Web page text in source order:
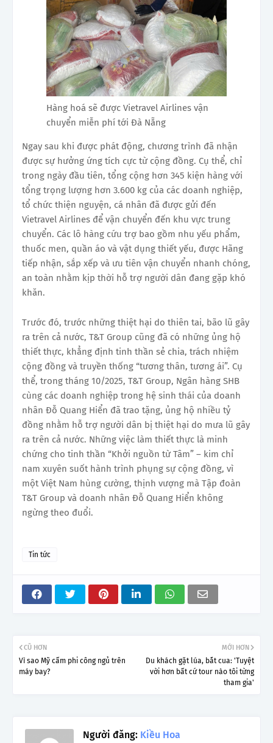
Hàng hoá sẽ được Vietravel Airlines vận
chuyển miễn phí tới Đà Nẵng
Ngay sau khi được phát động, chương trình đã nhận
được sự hưởng ứng tích cực từ cộng đồng. Cụ thể, chỉ
trong ngày đầu tiên, tổng cộng hơn 345 kiện hàng với
tổng trọng lượng hơn 3.600 kg của các doanh nghiệp,
tổ chức thiện nguyện, cá nhân đã được gửi đến
Vietravel Airlines để vận chuyển đến khu vực trung
chuyển. Các lô hàng cứu trợ bao gồm nhu yếu phẩm,
thuốc men, quần áo và vật dụng thiết yếu, được Hãng
tiếp nhận, sắp xếp và ưu tiên vận chuyển nhanh chóng,
an toàn nhằm kịp thời hỗ trợ người dân đang gặp khó
khăn.
Trước đó, trước những thiệt hại do thiên tai, bão lũ gây
ra trên cả nước, T&T Group cũng đã có những ủng hộ
thiết thực, khẳng định tinh thần sẻ chia, trách nhiệm
cộng đồng và truyền thống “tương thân, tương ái”. Cụ
thể, trong tháng 10/2025, T&T Group, Ngân hàng SHB
cùng các doanh nghiệp trong hệ sinh thái của doanh
nhân Đỗ Quang Hiển đã trao tặng, ủng hộ nhiều tỷ
đồng nhằm hỗ trợ người dân bị thiệt hại do mưa lũ gây
ra trên cả nước. Những việc làm thiết thực là minh
chứng cho tinh thần “Khởi nguồn từ Tâm” – kim chỉ
nam xuyên suốt hành trình phụng sự cộng đồng, vì
một Việt Nam hùng cường, thịnh vượng mà Tập đoàn
T&T Group và doanh nhân Đỗ Quang Hiển không
ngừng theo đuổi.
Tin tức
MỚI HƠN
Du khách gặt lúa, bắt cua: 'Tuyệt
vời hơn bất cứ tour nào tôi từng
tham gia'
CŨ HƠN
Vì sao Mỹ cấm phi công ngủ trên
máy bay?
Người đăng: Kiều Hoa